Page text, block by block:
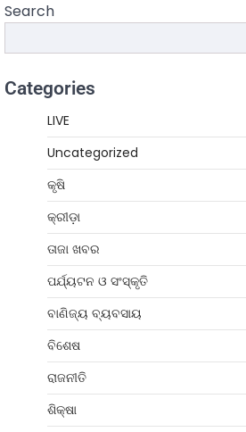
Search
Categories
LIVE
Uncategorized
କୃଷି
କ୍ରୀଡ଼ା
ତାଜା ଖବର
ପର୍ଯ୍ୟଟନ ଓ ସଂସ୍କୃତି
ବାଣିଜ୍ୟ ବ୍ୟବସାୟ
ବିଶେଷ
ରାଜନୀତି
ଶିକ୍ଷା